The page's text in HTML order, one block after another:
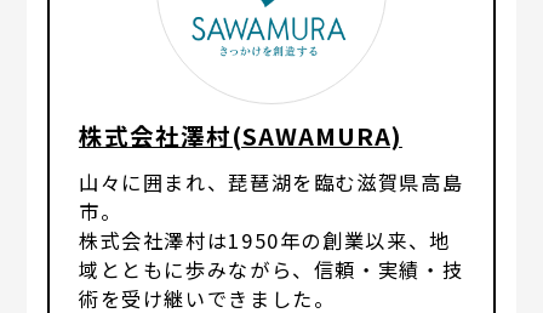
株式会社澤村(SAWAMURA)
山々に囲まれ、琵琶湖を臨む滋賀県高島
市。
株式会社澤村は1950年の創業以来、地
域とともに歩みながら、信頼・実績・技
術を受け継いできました。